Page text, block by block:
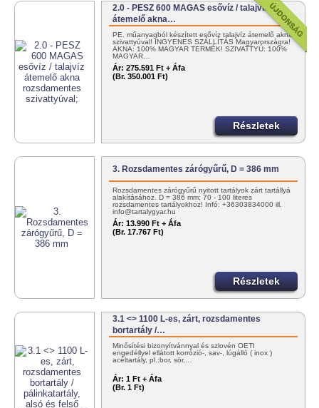
2.0 - PESZ 600 MAGAS esővíz / talajvíz
átemelő akna…
PE. műanyagból készített esővíz talajvíz átemelő akna
szivattyúval! INGYENES SZÁLLÍTÁS Magyarországra!
AKNA: 100% MAGYAR TERMÉK! SZIVATTYÚ: 100%
MAGYAR…
Ár: 275.591 Ft + Áfa
(Br. 350.001 Ft)
Részletek
3. Rozsdamentes zárógyűrű, D = 386 mm
Rozsdamentes zárógyűrű nyitott tartályok zárt tartállyá
alakításához. D = 386 mm; 70 - 100 literes
rozsdamentes tartályokhoz! Infó: +36303834000 ill.
info@tartalygyar.hu
Ár: 13.990 Ft + Áfa
(Br. 17.767 Ft)
Részletek
3.1 <> 1100 L-es, zárt, rozsdamentes
bortartály /…
Minősítési bizonyítvánnyal és szlovén OÉTI
engedéllyel ellátott korrózió-, sav-, lúgálló ( inox )
acéltartály, pl.:bor, sör,…
Ár: 1 Ft + Áfa
(Br. 1 Ft)